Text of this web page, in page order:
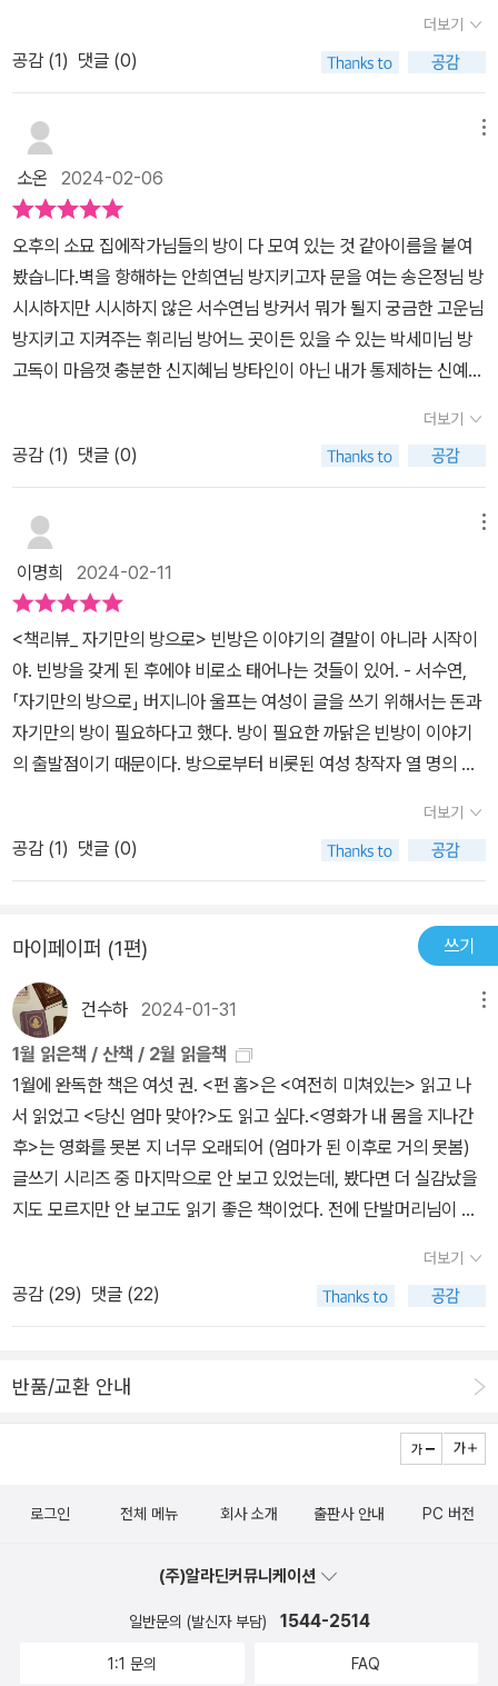
다. 길가 콘크리트 사이에 핀 외딴 풀 한 그루 역시 그곳에 자리를 잡
기 때문이다. 그리고 이 풀이 아름다운 꽃을 피우는 것은 또 다른 곤충
이 다가와 수분하기를 바라기 때문이다. 나의 작업실만큼은 온전히
나만의 공간이길 바라지만 그렇다고 늘 나 혼자만 이곳에 있길 원치
하기 위한 공간이라는 본래의 목적보다도 어쩌면 일정 시간 타인과
연결될 수 있어서 이 장소가 내게는 중요한지도 모르겠다. 결핍된 관
계성을 회복할 수 있는 이 이틀의 시간이 내게는 나 자신과 잘 지낼 수
있는 동력이 된다.” _무루
간절함으로. (가장 작은 방에서 짓는 것들 中)이렇게 그들의 이야기
는 나의 이야기와 겹쳐진다.<자기만의 방으로>를 되돌아보고 있는
장 먼저 찾아온 건 두려움이다. 아직 벌어지지도 않은 일인데 혼자 고
민하고 걱정하다가 몸이 아파졌다. 골골대면서 누워있는 스스로가 어
이없어서 피식 웃다가 책 속에서 새로운 문장을 발견했다.내가 있는
곳이 어디든 최선을 다해 쾌적하게 만들고, 그 안에서 보내는 시간을
즐기려고 한다. 그렇게 하루하루를 잘 채워 나가는 것. 그게 바로 잘
사는 거겠지. (내가 있는 곳 어디든 中)앞으로의 나는 어떤 방을 만들
어가게 될까. 지금의 공간은 어떻게 가꿔나갈 수 있을까. 정해진 것은
아무것도 없지만 어떤 방에 머물든 그곳에서 나의 이야기를 확장시켜
기를 만들어 나아가고 있는 것처럼. 그러니 상황 변화에 연연하지 말
고 내가 머무는 곳에서 하루하루를 잘 채워나가보자고 생각한다. 방
문은 한 뼘 정도 열어둔 채로. 우리가 항상 이야기 나눌 수 있도록, 방
문을 완전히 닫지 말자. 방문을 한 뼘 정도 열어두면, 언제나 서로에게
말을 걸고 얼굴을 볼 수 있는 거야. (열린 문, 한 뼘의 틈 中)*오후의
소묘에서 책을 제공받아 솔직하게 작성한 리뷰입니다.
애 그림책 작가가 된 서수연 작가님, 최애 of 최애 책 <이상하고 자유
로운 할머니가 되고 싶어>의 저자 무루님 등 다양한 분야의 여성 창
작자 10명이 ‘자기만의 방’에 대해 이야기하는 앤솔러지 에세이이
다.“오롯이 자기 자신으로서 존재할 수 있는 장소에 관한 이야기이자
리’를 찾고 만들어가는 이야기이다.“저마다의 방에 대한 이야기를 따
라가다보면 어느새 나도 글쓴이의 팬이 되어 글쓴이의 삶을 진심으로
응원하게 된다. 그러다 지금 내가 있는 공간, 내 방을 돌아보며 이 공
간을 돌보고 싶은 마음이 스멀스멀 피어오른다.‘자기만의 방’에 대해
나의 글을 써내려가고 싶은 마음도. 특히 안희연 작가님의 글은 글쓰
는 사람에 대한 이야기여서 그런지 더더욱 ‘글을 쓴다는 것’에 대한 예
술적이고도 숭고한 작업의 의미를 되새겨보게 했다.-‘우리 내면의 무
언가가 말할 때’ / 안희연“내 시의 집들은 물방울이 찾아오기에 좋은
거처였던가. 물방울의 ‘맺힘’이란 무엇일까. 사라짐을 예비한 맺힘에
로 벌어진다.”_14p“앞이 가로막혀야 안으로 들어갈 수 있다. 글쓰기
는 앞으로 가면서 동시에 안으로 들어가는 작업이다.”_15p“글을 쓰려
면 일단 자신의 몸을 빈 항아리로 만들어야 하고 항아리가 차고 넘치
게 읽어야 한다. 그런 다음 모든 것을 등 뒤에 두어야 한다.“_18p“우
리 내면의 무언가가 말할 때, 내가 아니라 그것이 나의 몸을 빌려 더듬
거리며 말할 때, 나는 그것을 받아적는 사람이다.“_23p-안희연 작가
님의 글이 나도 글을 쓰지 않으면 못 배길만큼 좋은 영감이 되어주었
다면, 이 책의 마지막을 장식한 무루 작가님의 글은 아직 내 앞에 닥치
그려보게 해주었다. -‘나에게로 이르는 길‘ / 무루“나이 드는 일이란
나를 잃어가는 것이 아니라 내게로 이르는 것이었나.”_200p“저 깊은
곳에 언젠가 내가 다다를 방이 하나 있다. 앞으로 내 생의 모든 여정은
무언가로 가득 채워져있지 않아도 좋을 것 같다.“빈방은 이야기의 결
말이 아니라 시작이야.빈방을 갖게 된 후에야 비로소 태어나는 것들
이 있어.”_서수연올 한 해 새로운 마음으로 내가 있는 자리에서 스스
로의 가능성을 확장하고 싶은 분들께 추천하는 책#자기만의방으로_
오후의소묘
더보기
공감 (1) 댓글 (0)
소온 2024-02-06
오후의 소묘 집에작가님들의 방이 다 모여 있는 것 같아이름을 붙여
봤습니다.벽을 항해하는 안희연님 방지키고자 문을 여는 송은정님 방
시시하지만 시시하지 않은 서수연님 방커서 뭐가 될지 궁금한 고운님
방지키고 지켜주는 휘리님 방어느 곳이든 있을 수 있는 박세미님 방
고독이 마음껏 충분한 신지혜님 방타인이 아닌 내가 통제하는 신예희
의 방인데어떤 방은 내 방인가 싶어 일기장을 읽는 것 같고,바라는 방
도 있고, 응원하는 방도 있었습니다.지나온, 살고 있는 방을 돌아보고
돌보게 되는돌아오는 책입니다.자신의 이야기를 내어주어 감사했습
니다.모두 행복하세요.저도 행복할게요.
더보기
공감 (1) 댓글 (0)
이명희 2024-02-11
<책리뷰_ 자기만의 방으로> 빈방은 이야기의 결말이 아니라 시작이
야. 빈방을 갖게 된 후에야 비로소 태어나는 것들이 있어. - 서수연,
「자기만의 방으로」 버지니아 울프는 여성이 글을 쓰기 위해서는 돈과
자기만의 방이 필요하다고 했다. 방이 필요한 까닭은 빈방이 이야기
의 출발점이기 때문이다. 방으로부터 비롯된 여성 창작자 열 명의 이
고 짓고 그리면서 조각난 자기를 이어붙이며 돌파한 시간에 대한 기
록이자 마음 먹고 상상한 대로 어디든 누비고 유영하는 자기방 사용
설명서 되시겠다. 이들의 방은 웅크리고 침잠하는 공간이 아니다. 마
실험실, 내 안에 있는 다른 나를 해방해 더 멀리 나아가고 언제든 다시
돌아오는 방이다. 우리는 모두 이미 충분한 ‘나’이므로 더이상 무엇이
되지 않아도 된다고 책은 위로한다. 동시에 자기만의 방에서 내 안의
다른 나를 꺼내 보라고, 쪼그라든 어깨를 펴고 마음껏 산책해보라고
재촉한다. 그러면 우리 내면에서 무언가가 이야기를 시작할 거라고.
책을 읽는 동안, 읽고 쓰는 것을 통해 내가 다다를 바다를 상상하고 그
바다에 이르게 할 나만의 자리에 대해 고민하면서 말하고 바라는 대
로 이루어지기를 바라는 마음으로 쓰는 노트에 욕심껏 적었다. 나의
책 친구들, 취향 공동체와 함께 모여 이야기를 나눌 공간이 하나 있었
고. 함께 공유하고 연대하는 공간이 생긴다면 거기에서 어떤 것들이
태어날까 기대된다. #자기만의방으로 #오후의소묘 #안희연 #무루
#박세미 #송은정 #서수연 #신예희 #신지혜 #이소영 #휘리 #고운#
더보기
공감 (1) 댓글 (0)
마이페이퍼 (1편) 쓰기
건수하 2024-01-31
1월 읽은책 / 산책 / 2월 읽을책
1월에 완독한 책은 여섯 권. <펀 홈>은 <여전히 미쳐있는> 읽고 나
서 읽었고 <당신 엄마 맞아?>도 읽고 싶다.<영화가 내 몸을 지나간
후>는 영화를 못본 지 너무 오래되어 (엄마가 된 이후로 거의 못봄)
글쓰기 시리즈 중 마지막으로 안 보고 있었는데, 봤다면 더 실감났을
지도 모르지만 안 보고도 읽기 좋은 책이었다. 전에 단발머리님이 주
도 두 권을 선물했었고.. 읽고 나니 좋은 선물이 되었을 것 같다. <성
정치학>은 한참 전부터 출퇴근 길에 듣던 것인데, 결국 거의 다 듣는
것으로 끝을 냈다. 2부에 성 혁명의 역사적 배경 (제1물결과 이후 반
었더라면 <백래시>가 있었을까 싶을 정도로 잘 정리가 되어 있었다.
3부는 대체로 듣기 괴로웠다. D.H. 로렌스, 헨리 밀러, 노먼 메일러의
남성 우월적인 시각이 반영된-을 넘어 노골적으로 폭력적인 - 소설에
시각이 많이 달라 궁금하긴 했지만, 찾아볼 생각은 아직 하지 않았다.
장 주네의 작품을 안 읽고도 넘어갈 수 있었기 때문... 장 주네도 언젠
가 읽어보고 싶다. <아기 팬더 푸바오>는 저번에 교보문고에 갔다가
알게 된 집사3에게 빌려다줬는데, 귀여우니까 엄마도 읽어- 하길래
더보기
공감 (29) 댓글 (22)
반품/교환 안내
로그인 전체 메뉴 회사 소개 출판사 안내 PC 버전
(주)알라딘커뮤니케이션
일반문의 (발신자 부담) 1544-2514
1:1 문의 FAQ